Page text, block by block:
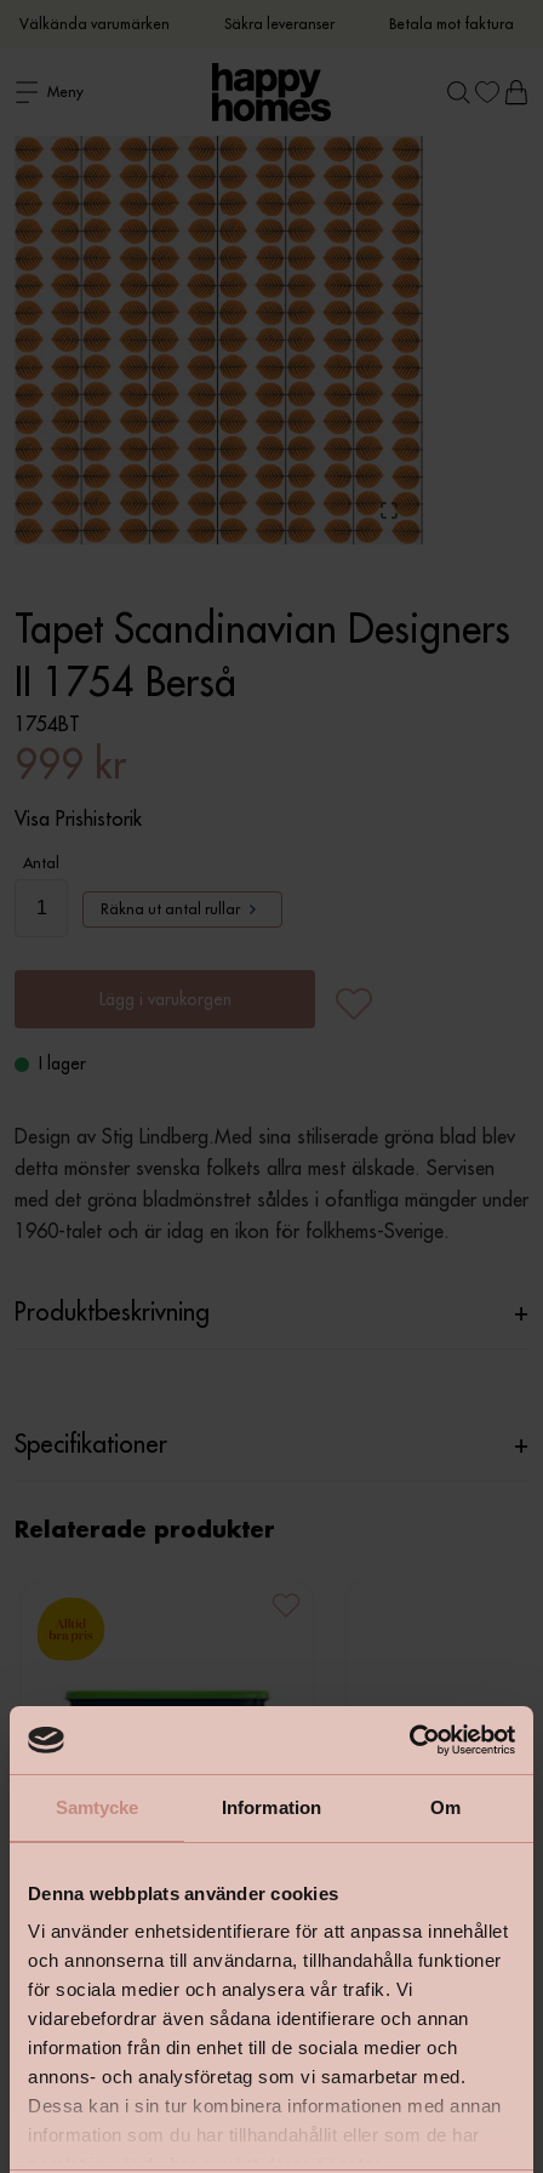
Samtycke Information Om
Denna webbplats använder cookies
Vi använder enhetsidentifierare för att anpassa innehållet
och annonserna till användarna, tillhandahålla funktioner
för sociala medier och analysera vår trafik. Vi
vidarebefordrar även sådana identifierare och annan
information från din enhet till de sociala medier och
annons- och analysföretag som vi samarbetar med.
Dessa kan i sin tur kombinera informationen med annan
information som du har tillhandahållit eller som de har
Välkända varumärken Säkra leveranser Betala mot faktura
Meny
Tapet Scandinavian Designers
II 1754 Berså
1754BT
999 kr
Visa Prishistorik
Antal
Räkna ut antal rullar
Lägg i varukorgen
I lager
Design av Stig Lindberg.Med sina stiliserade gröna blad blev
detta mönster svenska folkets allra mest älskade. Servisen
med det gröna bladmönstret såldes i ofantliga mängder under
1960-talet och är idag en ikon för folkhems-Sverige.
Produktbeskrivning +
Specifikationer +
Relaterade produkter
Bostik Hernia Non Wovenlim
Pris från 199 kr
Tapetlinjal Masonite
Pris 139 kr